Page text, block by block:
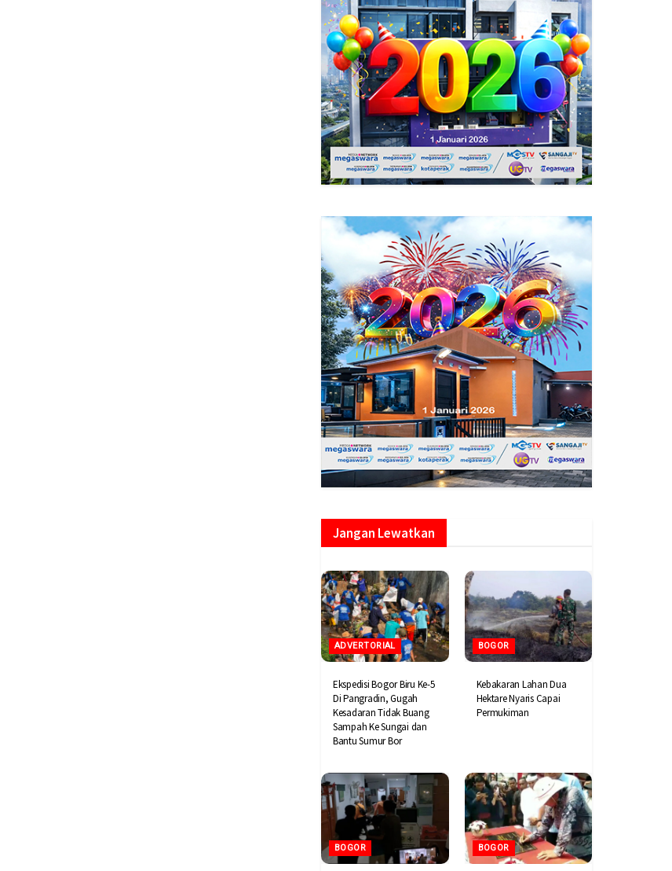
Jangan Lewatkan
ADVERTORIAL
Ekspedisi Bogor Biru Ke-5
Di Pangradin, Gugah
Kesadaran Tidak Buang
Sampah Ke Sungai dan
Bantu Sumur Bor
BOGOR
Kebakaran Lahan Dua
Hektare Nyaris Capai
Permukiman
BOGOR BOGOR